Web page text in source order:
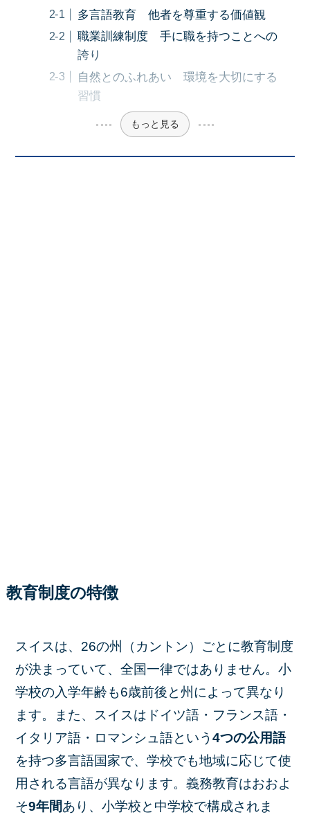
多言語教育 他者を尊重する価値観
職業訓練制度 手に職を持つことへの
誇り
自然とのふれあい 環境を大切にする
習慣
もっと見る
教育制度の特徴
スイスは、26の州（カントン）ごとに教育制度
が決まっていて、全国一律ではありません。小
学校の入学年齢も6歳前後と州によって異なり
ます。また、スイスはドイツ語・フランス語・
イタリア語・ロマンシュ語という4つの公用語
を持つ多言語国家で、学校でも地域に応じて使
用される言語が異なります。義務教育はおおよ
そ9年間あり、小学校と中学校で構成されま